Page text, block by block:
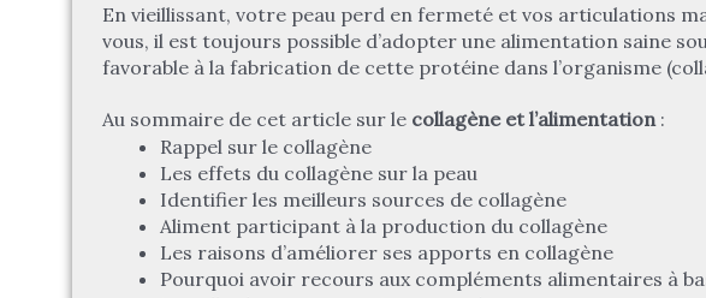
En vieillissant, votre peau perd en fermeté et vos articulations
vous, il est toujours possible d’adopter une alimentation saine
favorable à la fabrication de cette protéine dans l’organisme
Au sommaire de cet article sur le collagène et l’alimentation :
Rappel sur le collagène
Les effets du collagène sur la peau
Identifier les meilleurs sources de collagène
Aliment participant à la production du collagène
Les raisons d’améliorer ses apports en collagène
Pourquoi avoir recours aux compléments alimentaires à